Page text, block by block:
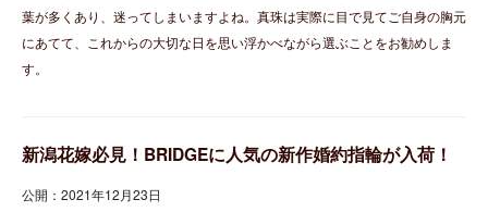
葉が多くあり、迷ってしまいますよね。真珠は実際に目で見てご自身の胸元
にあてて、これからの大切な日を思い浮かべながら選ぶことをお勧めしま
す。
新潟花嫁必見！BRIDGEに人気の新作婚約指輪が入荷！
公開：2021年12月23日